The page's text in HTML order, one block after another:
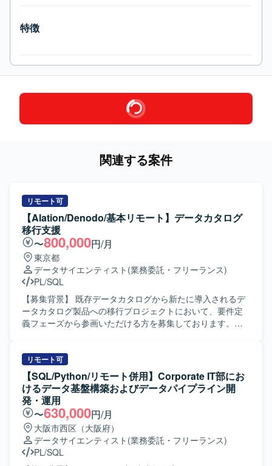
特徴
関連する案件
リモート可
【Alation/Denodo/基本リモート】データカタログ
移行支援
〜800,000円/月
東京都
データサイエンティスト (業務委託・フリーランス)
PL/SQL
【募集背景】 既存データカタログから新たに導入されるデ
ータカタログ製品への移行プロジェクトにおいて、要件定
義フェーズから参画いただける方を募集しております。
支援を行っていただきます。 現在はPOC（検証）から要件
定義フェーズに差し掛かっており、要件定義から参画いた
だく想定です。 具体的には、定義書や用語集の整理、メタ
データ登録やリネージ整備、データガバナンス領域を中心
とした作業に携わっていただきます。 参画後は、移行対象
の確定、Alation のカスタムフィールドや権限設計、
Denodo との継続同期の仕様検討、ステークホルダーの役割
分担の整理などを進めていただきます。 【求める人物像】
データカタログやメタデータ管理に関する知見を活かしつ
リモート可
【SQL/Python/リモート併用】Corporate IT部にお
けるデータ基盤構築およびデータパイプライン開
発・運用
〜630,000円/月
大阪市西区（大阪府）
データサイエンティスト (業務委託・フリーランス)
PL/SQL